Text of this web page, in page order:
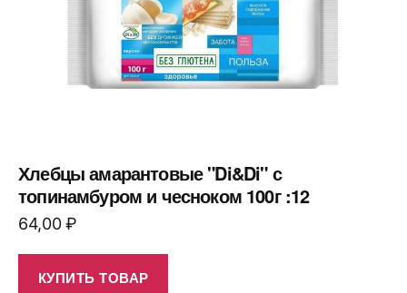
Хлебцы амарантовые "Di&Di" с
топинамбуром и чесноком 100г :12
64,00₽
КУПИТЬ ТОВАР